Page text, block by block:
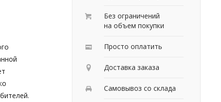
Без ограничений
на объем покупки
Просто оплатить
Доставка заказа
Самовывоз со склада